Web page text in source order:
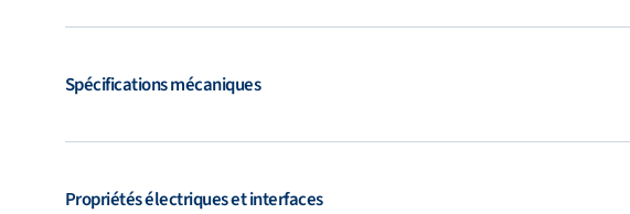
Spécifications mécaniques
Propriétés électriques et interfaces